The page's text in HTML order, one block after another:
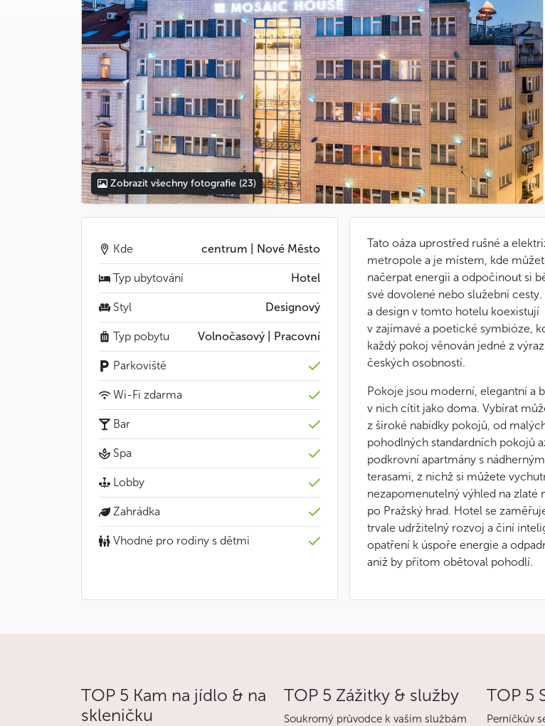
Zobrazit všechny fotografie (23)
Tato oáza uprostřed rušné a
metropole a je místem, kde
načerpat energii a odpočinout si
své dovolené nebo služební
a design v tomto hotelu koexistují
v zajímavé a poetické symbióze,
každý pokoj věnován jedné z
českých osobností.
Pokoje jsou moderní, elegantní a
v nich cítit jako doma. Vybírat
z široké nabídky pokojů, od
pohodlných standardních pokojů
podkrovní apartmány s
terasami, z nichž si můžete
nezapomenutelný výhled na zlaté
po Pražský hrad. Hotel se
trvale udržitelný rozvoj a činí
opatření k úspoře energie a
aniž by přitom obětoval pohodlí.
Kde centrum | Nové Město
Typ ubytování Hotel
Styl Designový
Typ pobytu Volnočasový | Pracovní
Parkoviště
Wi-Fi zdarma
Bar
Spa
Lobby
Zahrádka
Vhodné pro rodiny s dětmi
TOP 5 Kam na jídlo & na
skleničku
TOP 5 Zážitky & služby
Soukromý průvodce k vašim službám
TOP 5
Perníčkův